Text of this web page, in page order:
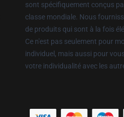
sont spécifiquement conçus
classe mondiale. Nous
de produits qui sont à la fois
Ce n'est pas seulement pour
individuel, mais aussi pour
votre individualité avec les